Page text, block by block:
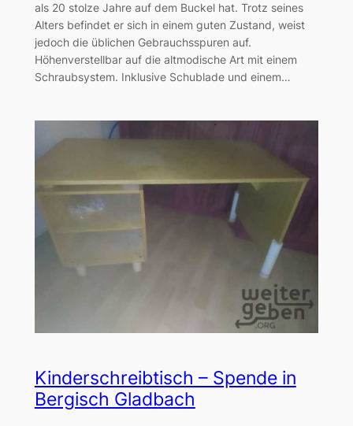
als 20 stolze Jahre auf dem Buckel hat. Trotz seines
Alters befindet er sich in einem guten Zustand, weist
jedoch die üblichen Gebrauchsspuren auf.
Höhenverstellbar auf die altmodische Art mit einem
Schraubsystem. Inklusive Schublade und einem…
Kinderschreibtisch – Spende in
Bergisch Gladbach